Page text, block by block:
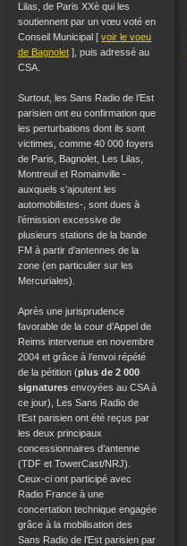
Lilas, de Paris XXè qui les
soutiennent par un vœu voté en
Conseil Municipal [ voir le voeu
de Bagnolet ] , puis adressé au
CSA.
Surtout, les Sans Radio de l’Est
parisien ont eu confirmation que
les perturbations dont ils sont
victimes, comme 40 000 foyers
de Paris, Bagnolet, Les Lilas,
Montreuil et Romainville -
auxquels s’ajoutent les
automobilistes-, sont dues à
l’émission excessive de
plusieurs stations de la bande
FM à partir d’antennes de la
zone (en particulier sur les
Mercuriales).
Après une jurisprudence
favorable de la cour d’Appel de
Reims intervenue en novembre
2004 et grâce à l’envoi répété
de la pétition (plus de 2 000
signatures envoyées au CSA à
ce jour), Les Sans Radio de
l’Est parisien ont été reçus par
les deux principaux
concessionnaires d’antenne
(TDF et TowerCast/NRJ).
Ceux-ci ont participé avec
Radio France à une
concertation technique engagée
grâce à la mobilisation des
Sans Radio de l’Est parisien par